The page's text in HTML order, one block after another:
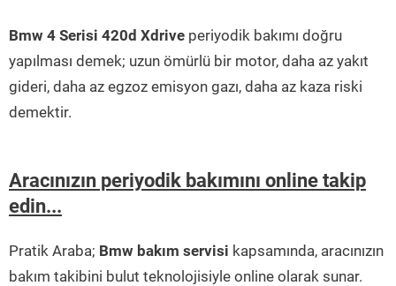
Bmw 4 Serisi 420d Xdrive periyodik bakımı doğru
yapılması demek; uzun ömürlü bir motor, daha az yakıt
gideri, daha az egzoz emisyon gazı, daha az kaza riski
demektir.
Aracınızın periyodik bakımını online takip
edin...
Pratik Araba; Bmw bakım servisi kapsamında, aracınızın
bakım takibini bulut teknolojisiyle online olarak sunar.